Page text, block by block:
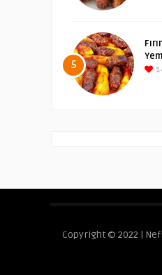
5
Copyright © 2022 |